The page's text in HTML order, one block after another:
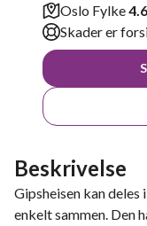
Oslo Fylke
Skader er
Beskrivelse
Gipsheisen kan
enkelt sammen. Den